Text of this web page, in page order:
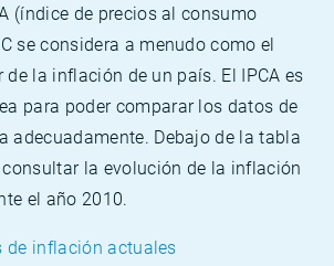
(índice de precios al consumo
se considera a menudo como el
la inflación de un país. El IPCA es
para poder comparar los datos de
adecuadamente. Debajo de la tabla
la evolución de la inflación
el año 2010.
de inflación actuales